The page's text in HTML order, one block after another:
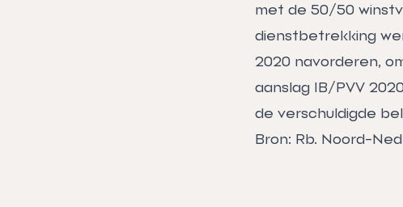
met de 50/50
dienstbetrekking
2020 navorderen,
aanslag IB/PVV
de verschuldigde
Bron: Rb. Noord-